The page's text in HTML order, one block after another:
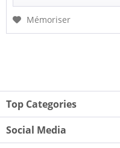
Mémoriser
Top Categories
Social Media